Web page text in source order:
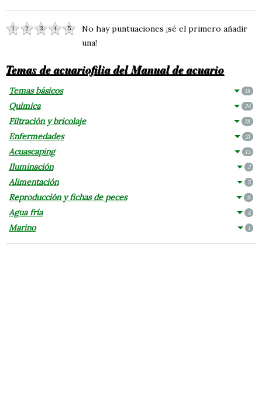
1 2 3 4 5
No hay puntuaciones ¡sé el primero añadir
una!
Temas de acuariofilia del Manual de acuario
Temas básicos 18
Química 24
Filtración y bricolaje 18
Enfermedades 21
Acuascaping 15
Iluminación 2
Alimentación 5
Reproducción y fichas de peces 9
Agua fría 4
Marino 1